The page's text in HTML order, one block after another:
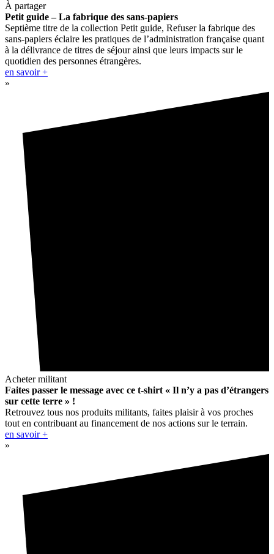
À partager
Petit guide – La fabrique des sans-papiers
Septième titre de la collection Petit guide, Refuser la fabrique des
sans-papiers éclaire les pratiques de l’administration française quant
à la délivrance de titres de séjour ainsi que leurs impacts sur le
quotidien des personnes étrangères.
en savoir +
»
Acheter militant
Faites passer le message avec ce t-shirt « Il n’y a pas d’étrangers
sur cette terre » !
Retrouvez tous nos produits militants, faites plaisir à vos proches
tout en contribuant au financement de nos actions sur le terrain.
en savoir +
»